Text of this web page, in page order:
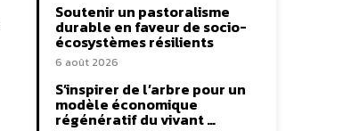
Soutenir un pastoralisme
durable en faveur de socio-
écosystèmes résilients
6 août 2026
S’inspirer de l’arbre pour un
modèle économique
régénératif du vivant …